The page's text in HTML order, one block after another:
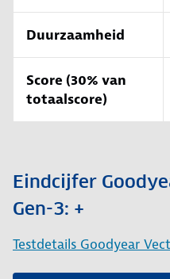
Duurzaamheid
Score (30% van
totaalscore)
Eindcijfer
Gen-3: +
Testdetails Goodyear